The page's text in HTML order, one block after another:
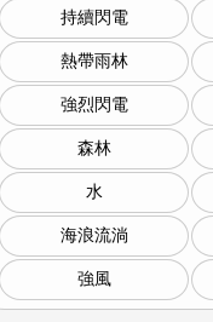
持續閃電
熱帶雨林
強烈閃電
森林
水
海浪流淌
強風